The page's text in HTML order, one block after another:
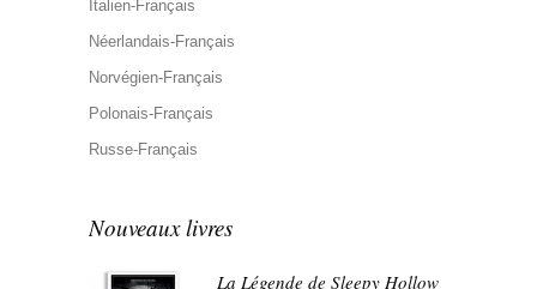
Italien-Français
Néerlandais-Français
Norvégien-Français
Polonais-Français
Russe-Français
Nouveaux livres
La Légende de Sleepy Hollow